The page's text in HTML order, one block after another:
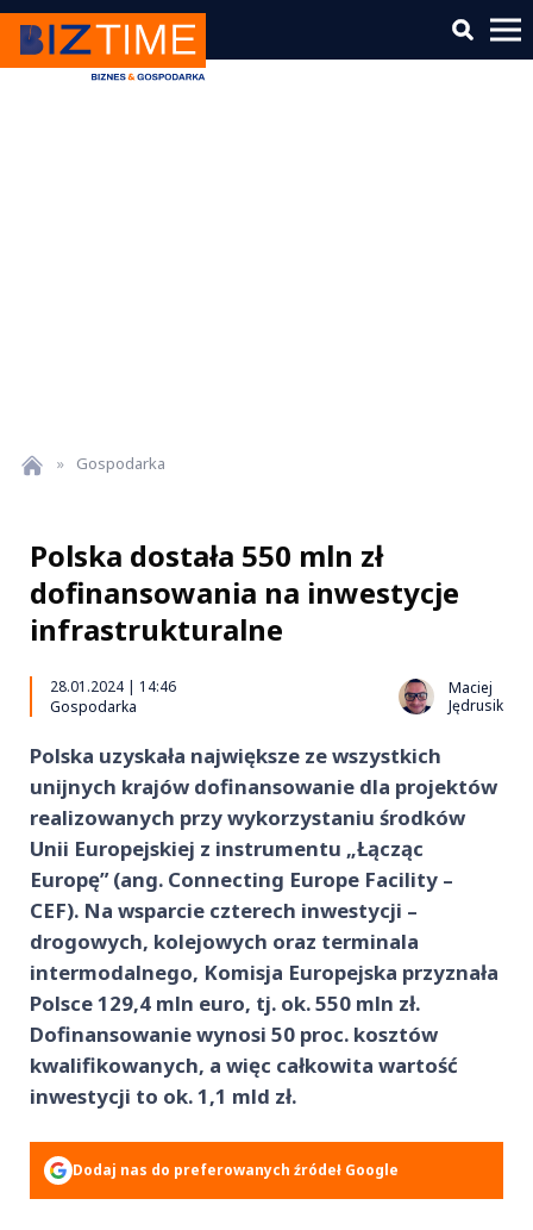
» Gospodarka
Polska dostała 550 mln zł
dofinansowania na inwestycje
infrastrukturalne
28.01.2024 | 14:46
Gospodarka
Maciej
Jędrusik
Polska uzyskała największe ze wszystkich
unijnych krajów dofinansowanie dla projektów
realizowanych przy wykorzystaniu środków
Unii Europejskiej z instrumentu „Łącząc
Europę” (ang. Connecting Europe Facility –
CEF). Na wsparcie czterech inwestycji –
drogowych, kolejowych oraz terminala
intermodalnego, Komisja Europejska przyznała
Polsce 129,4 mln euro, tj. ok. 550 mln zł.
Dofinansowanie wynosi 50 proc. kosztów
kwalifikowanych, a więc całkowita wartość
inwestycji to ok. 1,1 mld zł.
Dodaj nas do preferowanych źródeł Google